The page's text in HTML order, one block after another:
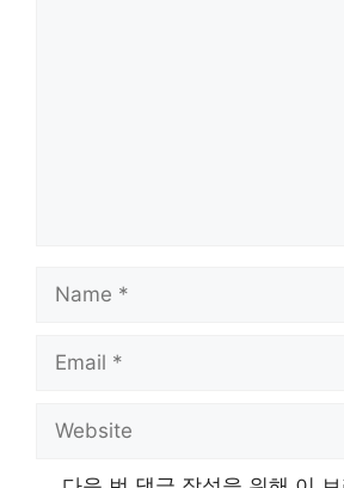
Name
Email
Website